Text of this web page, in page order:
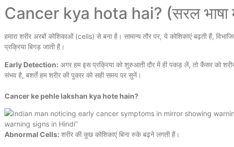
Cancer kya hota hai? (सरल
हमारा शरीर अरबों कोशिकाओं (cells) से बना है। सामान्य तौर पर, ये कोशिकाएं बढ़ती हैं,
प्रक्रिया बिगड़ जाती है।
Early Detection: अगर हम इस प्रक्रिया को शुरुआती दौर में ही पकड़ लें, तो कैंसर को
संभव है, बशर्ते हम शरीर की पुकार को सही समय पर सुनें।
Cancer ke pehle lakshan kya hote hain?
Abnormal Cells: शरीर की कुछ कोशिकाएं बिना रुके बढ़ने लगती हैं।